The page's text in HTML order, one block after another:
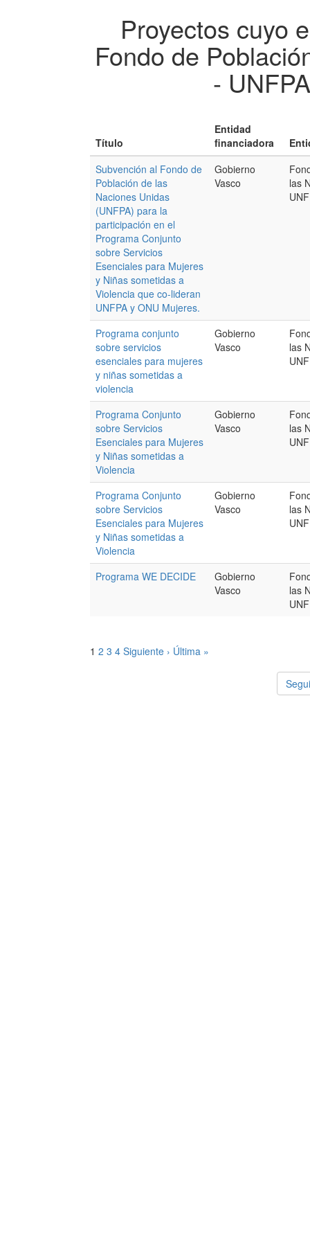
Proyectos cuyo
Fondo de
-
Título
Entidad
financiadora
Subvención al Fondo de
Población de las
Naciones Unidas
(UNFPA) para la
participación en el
Programa Conjunto
sobre Servicios
Esenciales para Mujeres
y Niñas sometidas a
Violencia que co-lideran
UNFPA y ONU Mujeres.
Gobierno
Vasco
las
Programa conjunto
sobre servicios
esenciales para mujeres
y niñas sometidas a
violencia
Gobierno
Vasco
las
Programa Conjunto
sobre Servicios
Esenciales para Mujeres
y Niñas sometidas a
Violencia
Gobierno
Vasco
las
Programa Conjunto
sobre Servicios
Esenciales para Mujeres
y Niñas sometidas a
Violencia
Gobierno
Vasco
las
Programa WE DECIDE
Gobierno
Vasco
las
1 2 3 4 Siguiente › Última »